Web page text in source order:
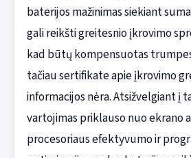
baterijos mažinimas siekiant
gali reikšti greitesnio įkrovimo
kad būtų kompensuotas
tačiau sertifikate apie įkrovimo
informacijos nėra. Atsižvelgiant į
vartojimas priklauso nuo ekrano
procesoriaus efektyvumo ir